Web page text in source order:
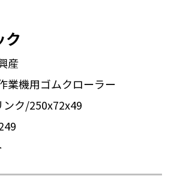
ク
産
機用ゴムクローラー
ク/250x72x49